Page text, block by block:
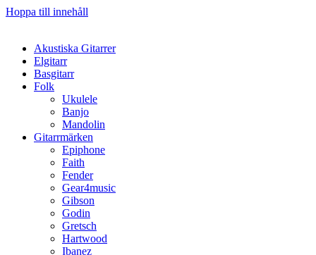
Hoppa till innehåll
Akustiska Gitarrer
Elgitarr
Basgitarr
Folk
Ukulele
Banjo
Mandolin
Gitarrmärken
Epiphone
Faith
Fender
Gear4music
Gibson
Godin
Gretsch
Hartwood
Ibanez